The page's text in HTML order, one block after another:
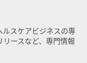
スケアビジネスの専
ースなど、専門情報